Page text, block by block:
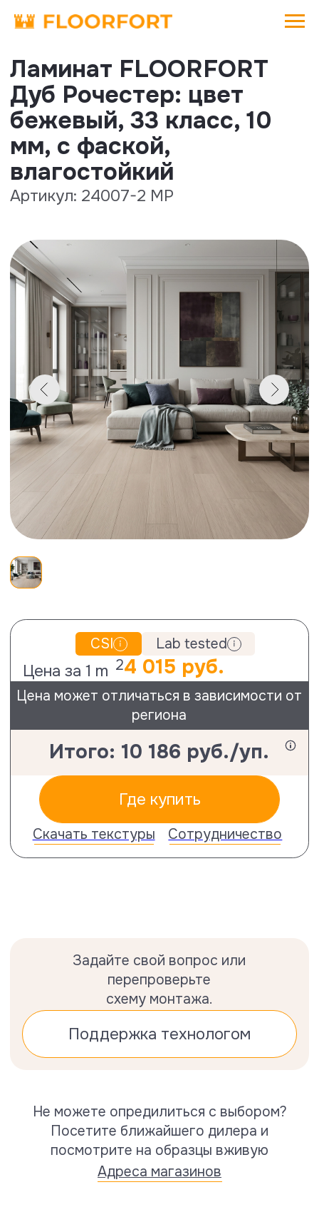
Дуб Рочестер: цвет
бежевый, 33 класс, 10
мм, с фаской,
влагостойкий
Артикул: 24007-2 MP
CSI Lab tested
Цена за 1 m 2 4 015 руб.
Цена может отличаться в зависимости от
региона
Итого: 10 186 руб./уп.
перепроверьте
схему монтажа.
Не можете опредилиться с выбором?
Посетите ближайшего дилера и
посмотрите на образцы вживую
Адреса магазинов